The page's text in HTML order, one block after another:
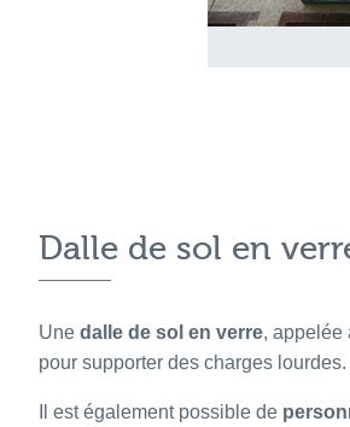
Dalle de sol en
Une dalle de sol en verre, appelée
pour supporter des charges lourdes.
Il est également possible de